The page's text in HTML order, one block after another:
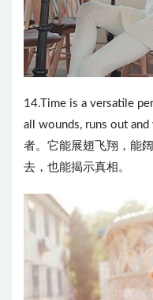
14.Time is a versatile
all wounds, runs out
者。它能展翅飞翔，能
去，也能揭示真相。